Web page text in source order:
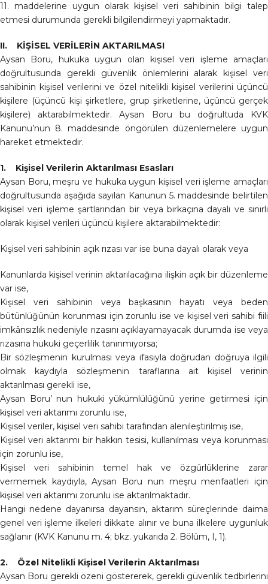
11. maddelerine uygun olarak kişisel veri sahibinin bilgi talep
etmesi durumunda gerekli bilgilendirmeyi yapmaktadır.
II. KİŞİSEL VERİLERİN AKTARILMASI
Aysan Boru, hukuka uygun olan kişisel veri işleme amaçları
doğrultusunda gerekli güvenlik önlemlerini alarak kişisel veri
sahibinin kişisel verilerini ve özel nitelikli kişisel verilerini üçüncü
kişilere (üçüncü kişi şirketlere, grup şirketlerine, üçüncü gerçek
kişilere) aktarabilmektedir. Aysan Boru bu doğrultuda KVK
Kanunu’nun 8. maddesinde öngörülen düzenlemelere uygun
hareket etmektedir.
1. Kişisel Verilerin Aktarılması Esasları
Aysan Boru, meşru ve hukuka uygun kişisel veri işleme amaçları
doğrultusunda aşağıda sayılan Kanunun 5. maddesinde belirtilen
kişisel veri işleme şartlarından bir veya birkaçına dayalı ve sınırlı
olarak kişisel verileri üçüncü kişilere aktarabilmektedir:
Kişisel veri sahibinin açık rızası var ise buna dayalı olarak veya
Kanunlarda kişisel verinin aktarılacağına ilişkin açık bir düzenleme
var ise,
Kişisel veri sahibinin veya başkasının hayatı veya beden
bütünlüğünün korunması için zorunlu ise ve kişisel veri sahibi fiili
imkânsızlık nedeniyle rızasını açıklayamayacak durumda ise veya
rızasına hukuki geçerlilik tanınmıyorsa;
Bir sözleşmenin kurulması veya ifasıyla doğrudan doğruya ilgili
olmak kaydıyla sözleşmenin taraflarına ait kişisel verinin
aktarılması gerekli ise,
Aysan Boru’ nun hukuki yükümlülüğünü yerine getirmesi için
kişisel veri aktarımı zorunlu ise,
Kişisel veriler, kişisel veri sahibi tarafından alenileştirilmiş ise,
Kişisel veri aktarımı bir hakkın tesisi, kullanılması veya korunması
için zorunlu ise,
Kişisel veri sahibinin temel hak ve özgürlüklerine zarar
vermemek kaydıyla, Aysan Boru nun meşru menfaatleri için
kişisel veri aktarımı zorunlu ise aktarılmaktadır.
Hangi nedene dayanırsa dayansın, aktarım süreçlerinde daima
genel veri işleme ilkeleri dikkate alınır ve buna ilkelere uygunluk
sağlanır (KVK Kanunu m. 4; bkz. yukarıda 2. Bölüm, I, 1).
2. Özel Nitelikli Kişisel Verilerin Aktarılması
Aysan Boru gerekli özeni göstererek, gerekli güvenlik tedbirlerini